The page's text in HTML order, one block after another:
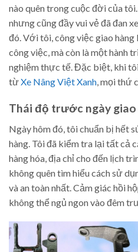
nào quên trong cuộc đời của
nhưng cũng đầy vui vẻ đã đan
đó. Với tôi, công việc giao
công việc, mà còn là một hành
nghiệm thực tế. Đặc biệt, khi
từXe Nâng Việt Xanh, mọi thứ
Thái độ trước ngày giao
Ngày hôm đó, tôi chuẩn bị hết
hàng. Tôi đã kiểm tra lại tất cả
hàng hóa, địa chỉ cho đến lịch
không quên tìm hiểu cách sử
và an toàn nhất. Cảm giác hồi
không thể ngủ ngon vào đêm